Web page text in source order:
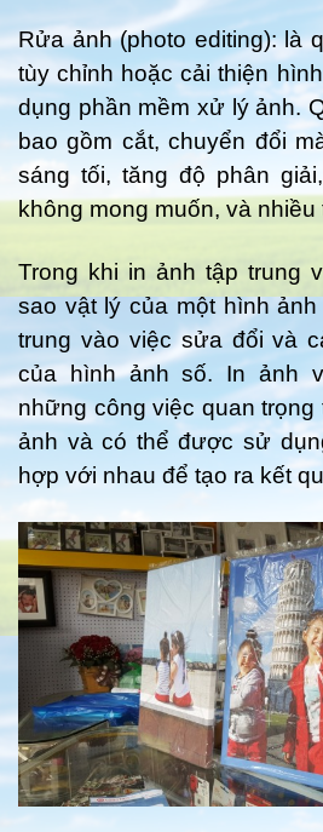
Rửa ảnh (photo editing): là
tùy chỉnh hoặc cải thiện
dụng phần mềm xử lý ảnh.
bao gồm cắt, chuyển đổi
sáng tối, tăng độ phân
không mong muốn, và nhiều
Trong khi in ảnh tập trung
sao vật lý của một hình
trung vào việc sửa đổi và
của hình ảnh số. In ảnh
những công việc quan
ảnh và có thể được sử
hợp với nhau để tạo ra kết